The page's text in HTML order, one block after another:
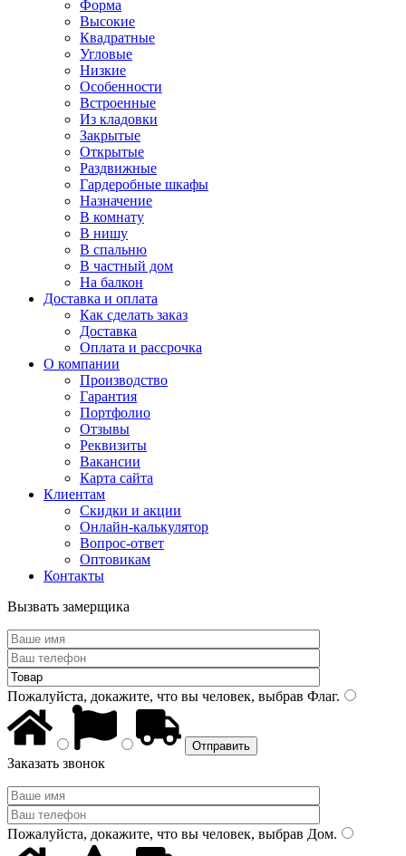
Форма
Высокие
Квадратные
Угловые
Низкие
Особенности
Встроенные
Из кладовки
Закрытые
Открытые
Раздвижные
Гардеробные шкафы
Назначение
В комнату
В нишу
В спальню
В частный дом
На балкон
Доставка и оплата
Как сделать заказ
Доставка
Оплата и рассрочка
О компании
Производство
Гарантия
Портфолио
Отзывы
Реквизиты
Вакансии
Карта сайта
Клиентам
Скидки и акции
Онлайн-калькулятор
Вопрос-ответ
Оптовикам
Контакты
Вызвать замерщика
Пожалуйста, докажите, что вы человек, выбрав Флаг.
Заказать звонок
Пожалуйста, докажите, что вы человек, выбрав Дом.